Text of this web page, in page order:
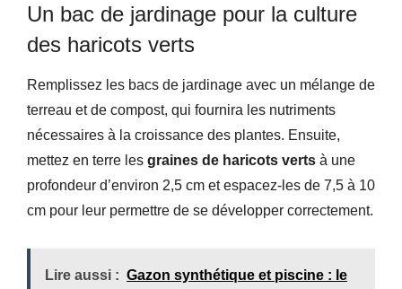
Un bac de jardinage pour la culture
des haricots verts
Remplissez les bacs de jardinage avec un mélange de
terreau et de compost, qui fournira les nutriments
nécessaires à la croissance des plantes. Ensuite,
mettez en terre les graines de haricots verts à une
profondeur d’environ 2,5 cm et espacez-les de 7,5 à 10
cm pour leur permettre de se développer correctement.
Lire aussi : Gazon synthétique et piscine : le